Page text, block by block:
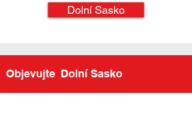
Dolní Sasko
Objevujte Dolní Sasko